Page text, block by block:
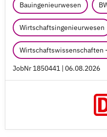
Bauingenieurwesen
Wirtschaftsingenieurwesen
Wirtschaftswissenschaften
JobNr 1850441 | 06.08.2026